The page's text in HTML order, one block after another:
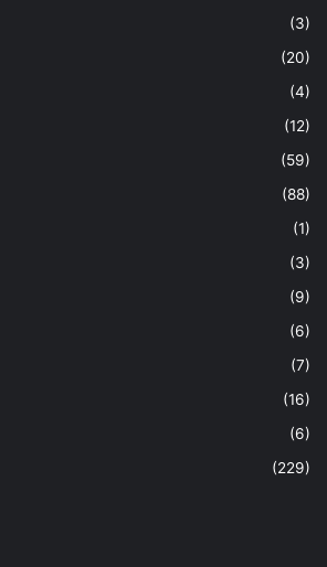
(3)
(20)
(4)
(12)
(59)
(88)
(1)
(3)
(9)
(6)
(7)
(16)
(6)
(229)